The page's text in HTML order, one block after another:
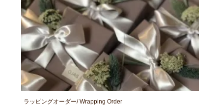
ラッピングオーダー/ Wrapping Order